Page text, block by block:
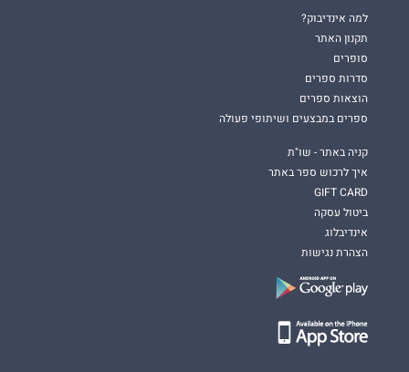
למה אינדיבוק?
תקנון האתר
סופרים
סדרות ספרים
הוצאות ספרים
ספרים במבצעים ושיתופי פעולה
קניה באתר - שו"ת
איך לרכוש ספר באתר
GIFT CARD
ביטול עסקה
אינדיבלוג
הצהרת נגישות